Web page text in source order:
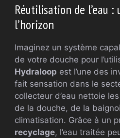
Réutilisation de l’eau
l’horizon
Imaginez un système
de votre douche pour
Hydraloop est l’une des
fait sensation dans le
collecteur d’eau nettoie
de la douche, de la
climatisation. Grâce à un
recyclage, l’eau traitée